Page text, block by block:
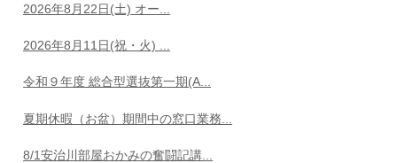
2026年8月22日(土) オー...
2026年8月11日(祝・火) ...
令和９年度 総合型選抜第一期(A...
夏期休暇（お盆）期間中の窓口業務...
8/1安治川部屋おかみの奮闘記講...